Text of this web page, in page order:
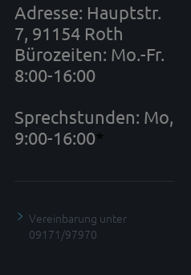
Adresse: Hauptstr.
7, 91154 Roth
Bürozeiten: Mo.-Fr.
8:00-16:00
Sprechstunden: Mo,
9:00-16:00*
Vereinbarung unter
09171/97970